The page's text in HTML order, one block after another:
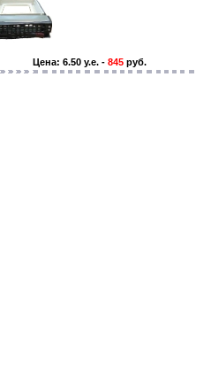
Цена: 6.50 y.e. - 845руб.